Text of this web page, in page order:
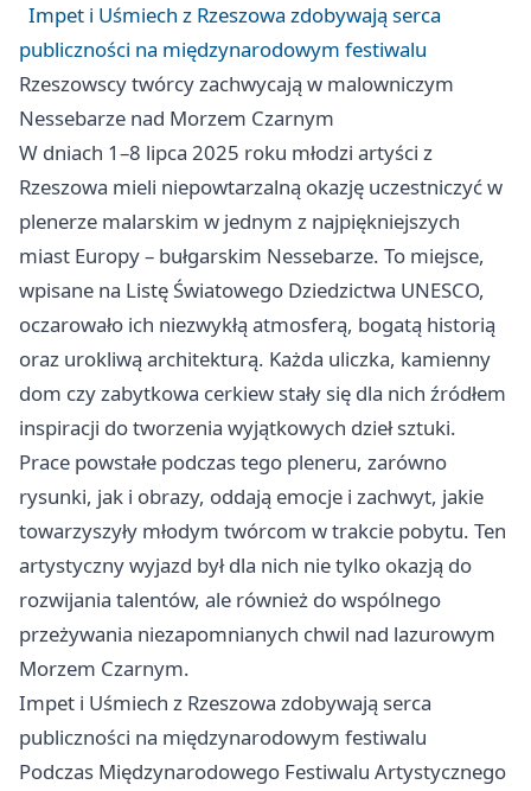
Impet i Uśmiech z Rzeszowa zdobywają serca
publiczności na międzynarodowym festiwalu
Rzeszowscy twórcy zachwycają w malowniczym
Nessebarze nad Morzem Czarnym
W dniach 1–8 lipca 2025 roku młodzi artyści z
Rzeszowa mieli niepowtarzalną okazję uczestniczyć w
plenerze malarskim w jednym z najpiękniejszych
miast Europy – bułgarskim Nessebarze. To miejsce,
wpisane na Listę Światowego Dziedzictwa UNESCO,
oczarowało ich niezwykłą atmosferą, bogatą historią
oraz urokliwą architekturą. Każda uliczka, kamienny
dom czy zabytkowa cerkiew stały się dla nich źródłem
inspiracji do tworzenia wyjątkowych dzieł sztuki.
Prace powstałe podczas tego pleneru, zarówno
rysunki, jak i obrazy, oddają emocje i zachwyt, jakie
towarzyszyły młodym twórcom w trakcie pobytu. Ten
artystyczny wyjazd był dla nich nie tylko okazją do
rozwijania talentów, ale również do wspólnego
przeżywania niezapomnianych chwil nad lazurowym
Morzem Czarnym.
Impet i Uśmiech z Rzeszowa zdobywają serca
publiczności na międzynarodowym festiwalu
Podczas Międzynarodowego Festiwalu Artystycznego